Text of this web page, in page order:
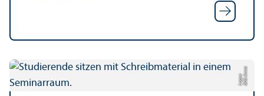
Bil
d:
An
n
a
L
o
g
u
e